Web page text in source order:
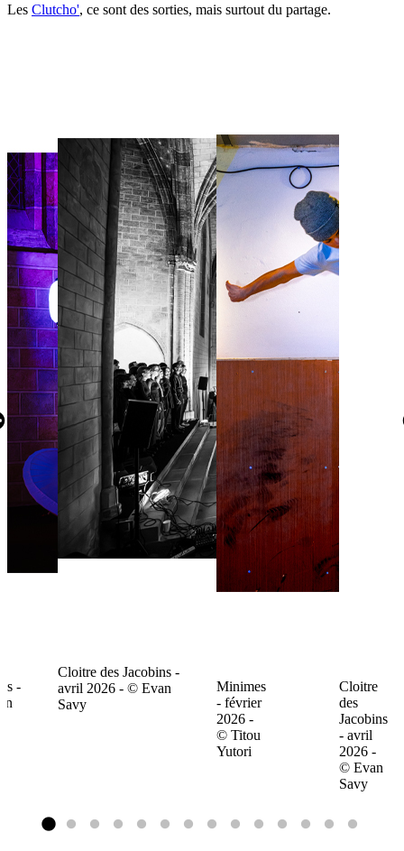
Les Clutcho', ce sont des sorties, mais surtout du partage.
-
Cloitre des Jacobins -
avril 2026 - © Evan
Savy
Minimes
- février
2026 -
© Titou
Yutori
Cloitre
des
Jacobins
- avril
2026 -
© Evan
Savy